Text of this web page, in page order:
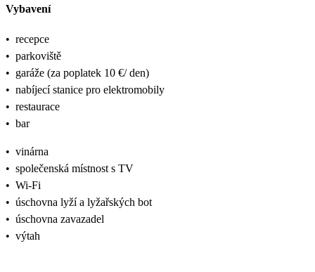
Vybavení
• recepce
• parkoviště
• garáže (za poplatek 10 €/ den)
• nabíjecí stanice pro elektromobily
• restaurace
• bar
• vinárna
• společenská místnost s TV
• Wi-Fi
• úschovna lyží a lyžařských bot
• úschovna zavazadel
• výtah